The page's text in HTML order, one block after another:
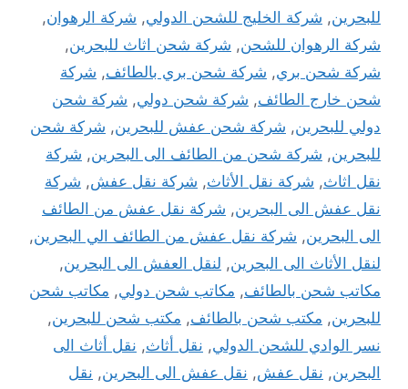
للبحرين, شركة الخليج للشحن الدولي, شركة الرهوان,
شركة الرهوان للشحن, شركة شحن اثاث للبحرين,
شركة شحن بري, شركة شحن بري بالطائف, شركة
شحن خارج الطائف, شركة شحن دولي, شركة شحن
دولي للبحرين, شركة شحن عفش للبحرين, شركة شحن
للبحرين, شركة شحن من الطائف الى البحرين, شركة
نقل اثاث, شركة نقل الأثاث, شركة نقل عفش, شركة
نقل عفش الى البحرين, شركة نقل عفش من الطائف
الى البحرين, شركة نقل عفش من الطائف الي البحرين,
لنقل الأثاث الى البحرين, لنقل العفش الى البحرين,
مكاتب شحن بالطائف, مكاتب شحن دولي, مكاتب شحن
للبحرين, مكتب شحن بالطائف, مكتب شحن للبحرين,
نسر الوادي للشحن الدولي, نقل أثاث, نقل أثاث الى
البحرين, نقل عفش, نقل عفش الى البحرين, نقل